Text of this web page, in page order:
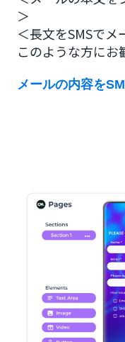
＞
＜長文をSMSでメ
このような方にお
メールの内容を